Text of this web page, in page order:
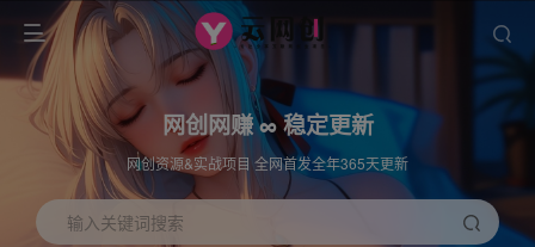
网创网赚 ∞ 稳定更新
网创资源&实战项目 全网首发全年365天更新
输入关键词搜索